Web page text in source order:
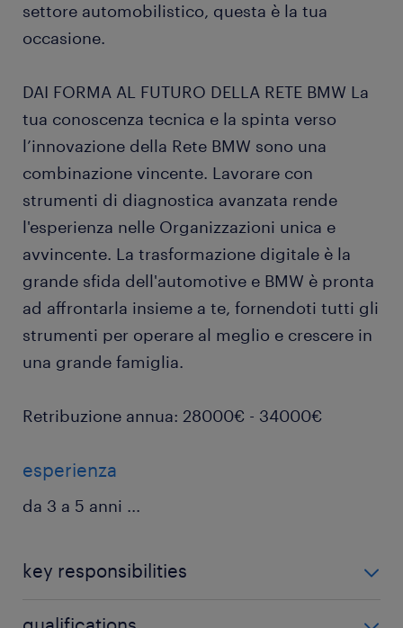
settore automobilistico, questa è la tua
occasione.
DAI FORMA AL FUTURO DELLA RETE BMW La
tua conoscenza tecnica e la spinta verso
l’innovazione della Rete BMW sono una
combinazione vincente. Lavorare con
strumenti di diagnostica avanzata rende
l'esperienza nelle Organizzazioni unica e
avvincente. La trasformazione digitale è la
grande sfida dell'automotive e BMW è pronta
ad affrontarla insieme a te, fornendoti tutti gli
strumenti per operare al meglio e crescere in
una grande famiglia.
Retribuzione annua: 28000€ - 34000€
esperienza
da 3 a 5 anni ...
key responsibilities